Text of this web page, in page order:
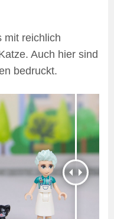
mit reichlich
Auch hier sind
bedruckt.